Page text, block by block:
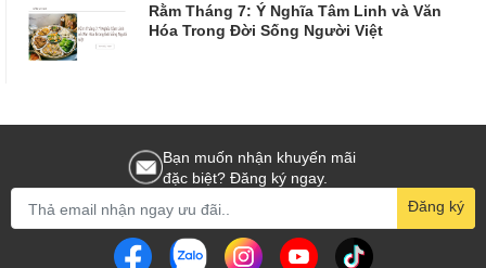
Rằm Tháng 7: Ý Nghĩa Tâm Linh và Văn
Hóa Trong Đời Sống Người Việt
Bạn muốn nhận khuyến mãi
đặc biệt? Đăng ký ngay.
Đăng ký